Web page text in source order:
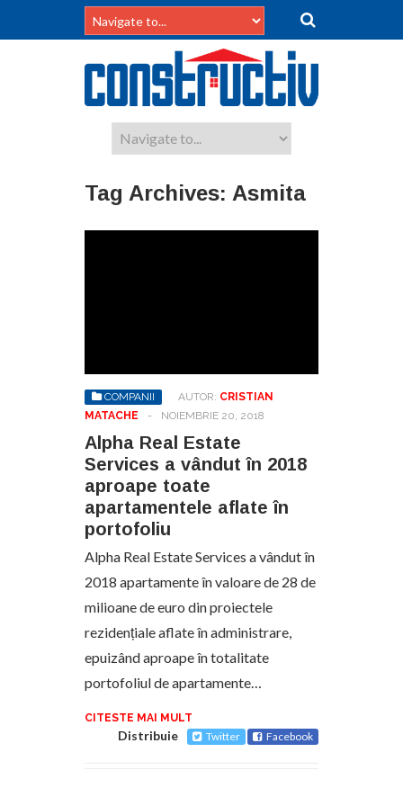
Tag Archives: Asmita
COMPANII AUTOR: CRISTIAN
MATACHE
- NOIEMBRIE 20, 2018
Alpha Real Estate
Services a vândut în 2018
aproape toate
apartamentele aflate în
portofoliu
Alpha Real Estate Services a vândut în
2018 apartamente în valoare de 28 de
milioane de euro din proiectele
rezidențiale aflate în administrare,
epuizând aproape în totalitate
portofoliul de apartamente…
CITESTE MAI MULT
Distribuie Twitter Facebook